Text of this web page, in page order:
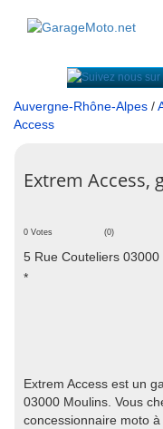
Auvergne-Rhône-Alpes /
Access
Extrem Access,
0 Votes (0)
5 Rue Couteliers 03000
*
Extrem Access est un
03000 Moulins. Vous
concessionnaire moto